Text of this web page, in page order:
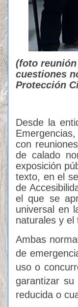
(foto reunión
cuestiones
Protección
Desde la
con
de calado
exposición
texto, en el
de
el que se
universal en
naturales y el
Ambas
de
uso o
garantizar su
reducida o